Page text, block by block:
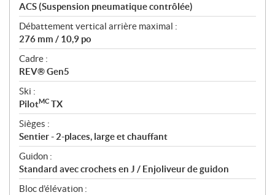
ACS (Suspension pneumatique contrôlée)
Débattement vertical arrière maximal :
276 mm / 10,9 po
Cadre :
REV® Gen5
Ski :
PilotMC TX
Sièges :
Sentier - 2-places, large et chauffant
Guidon :
Standard avec crochets en J / Enjoliveur de guidon
Bloc d’élévation :